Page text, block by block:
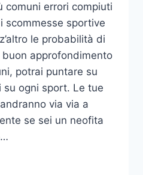
comuni errori compiuti
scommesse sportive
le probabilità di
approfondimento
potrai puntare su
su ogni sport. Le tue
via via a
se sei un neofita